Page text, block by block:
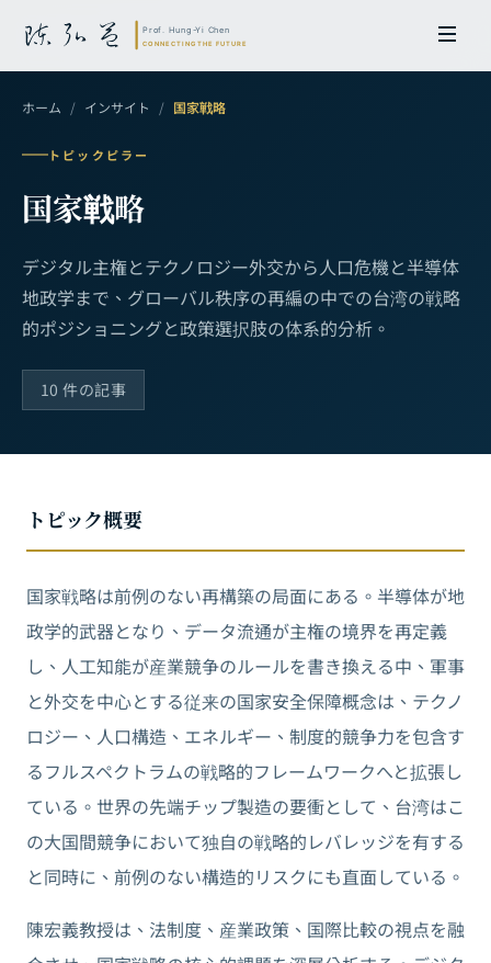
ホーム / インサイト / 国家戦略
トピックピラー
国家戦略
デジタル主権とテクノロジー外交から人口危機と半導体
地政学まで、 グローバル秩序の再編の中での台湾の戦略
的ポジショニングと政策選択肢の体系的分析。
10 件の記事
トピック概要
国家戦略は前例のない再構築の局面にある。半導体が地
政学的武器となり、データ流通が主権の境界を再定義
し、人工知能が産業競争のルールを書き換える中、軍事
と外交を中心とする従来の国家安全保障概念は、テクノ
ロジー、人口構造、エネルギー、制度的競争力を包含す
るフルスペクトラムの戦略的フレームワークへと拡張し
ている。世界の先端チップ製造の要衝として、台湾はこ
の大国間競争において独自の戦略的レバレッジを有する
と同時に、前例のない構造的リスクにも直面している。
陳宏義教授は、法制度、産業政策、国際比較の視点を融